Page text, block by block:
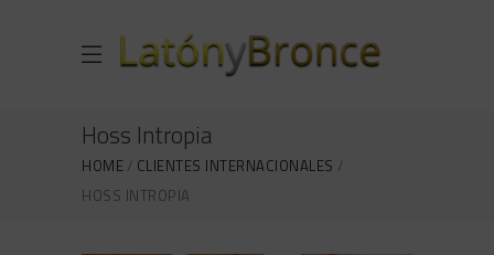
Hoss Intropia
HOME
CLIENTES INTERNACIONALES
HOSS INTROPIA